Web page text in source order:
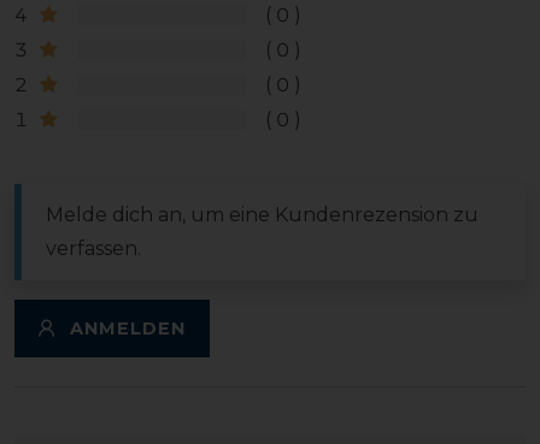
4
0
3
0
2
0
1
0
Melde dich an, um eine Kundenrezension zu
verfassen.
ANMELDEN